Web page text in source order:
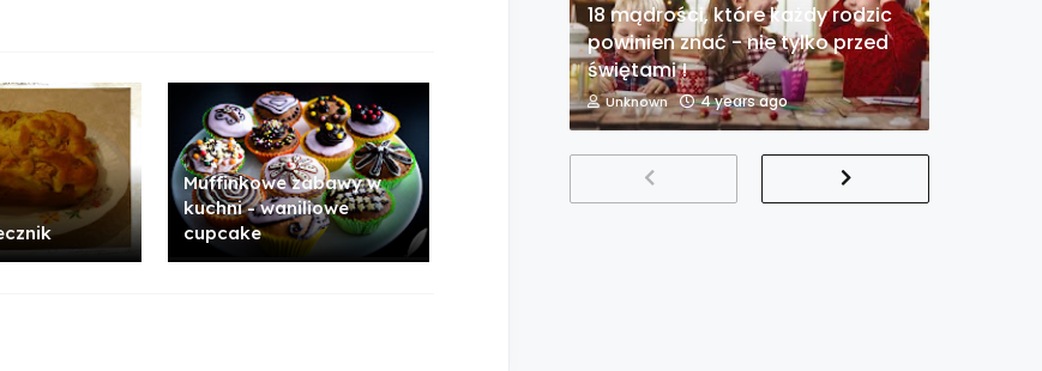
Muffinkowe zabawy w
kuchni - waniliowe
cupcake
18 mądrości, które każdy rodzic
powinien znać - nie tylko przed
świętami !
Unknown 4 years ago